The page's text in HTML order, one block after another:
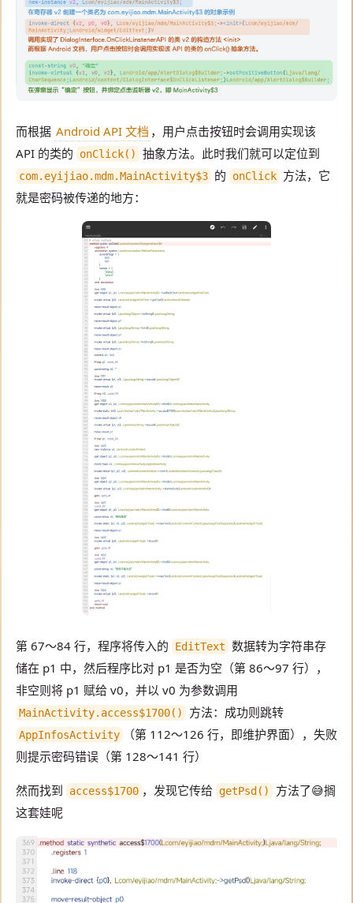
而根据 Android API 文档 ，用户点击按钮时会调用实现该
API 的类的
onClick() 抽象方法。此时我们就可以定位到
com.eyijiao.mdm.MainActivity$3 的 onClick 方法，它
就是密码被传递的地方：
第 67～84 行，程序将传入的 EditText 数据转为字符串存
储在 p1 中，然后程序比对 p1 是否为空（第 86～97 行），
非空则将 p1 赋给 v0，并以 v0 为参数调用
MainActivity.access$1700() 方法：成功则跳转
AppInfosActivity
（第 112～126 行，即维护界面），失败
则提示密码错误（第 128～141 行）
然而找到 access$1700 ，发现它传给 getPsd()
方法了😅搁
这套娃呢